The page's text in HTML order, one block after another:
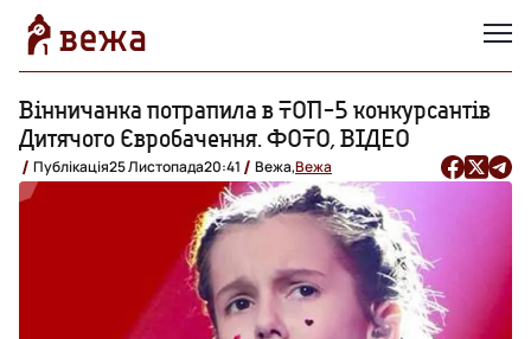
Вінничанка потрапила в ТОП-5 конкурсантів
Дитячого Євробачення. ФОТО, ВІДЕО
Публікація25 Листопада20:41 Вежа,Вежа